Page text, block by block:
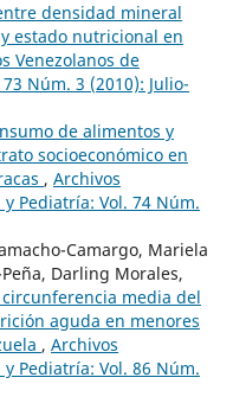
densidad mineral
estado nutricional en
Venezolanos de
Núm. 3 (2010): Julio-
de alimentos y
socioeconómico en
, Archivos
Pediatría: Vol. 74 Núm.
Camargo, Mariela
Darling Morales,
media del
aguda en menores
, Archivos
Pediatría: Vol. 86 Núm.